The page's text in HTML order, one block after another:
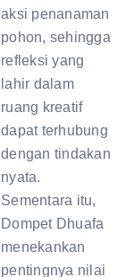
aksi penanaman
pohon, sehingga
refleksi yang
lahir dalam
ruang kreatif
dapat terhubung
dengan tindakan
nyata.
Sementara itu,
Dompet Dhuafa
menekankan
pentingnya nilai